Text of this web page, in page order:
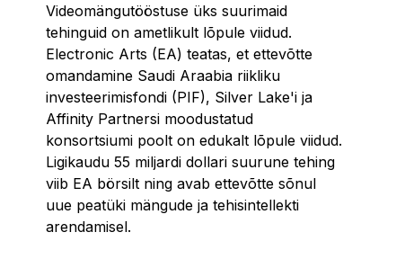
Videomängutööstuse üks suurimaid
tehinguid on ametlikult lõpule viidud.
Electronic Arts (EA) teatas, et ettevõtte
omandamine Saudi Araabia riikliku
investeerimisfondi (PIF), Silver Lake'i ja
Affinity Partnersi moodustatud
konsortsiumi poolt on edukalt lõpule viidud.
Ligikaudu 55 miljardi dollari suurune tehing
viib EA börsilt ning avab ettevõtte sõnul
uue peatüki mängude ja tehisintellekti
arendamisel.